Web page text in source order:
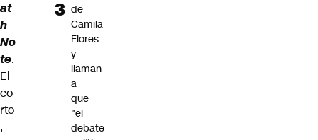
at
h
No
te.
El
co
rto
,
de
Camila
Flores
y
llaman
a
que
"el
debate